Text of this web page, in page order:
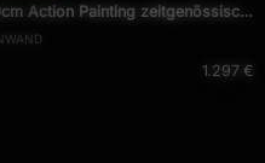
Action Painting zeitgenössisch
pink Einzelstück
1.297 €